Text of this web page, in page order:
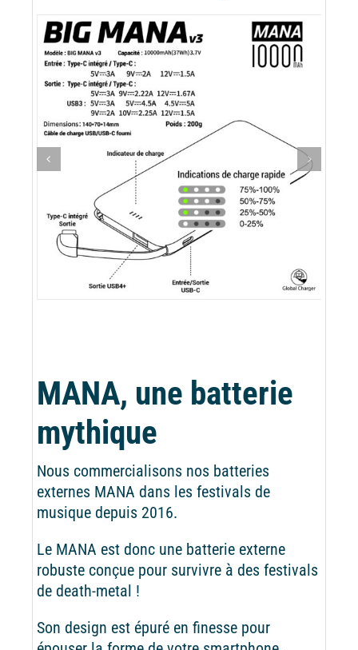
MANA, une batterie
mythique
Nous commercialisons nos batteries
externes MANA dans les festivals de
musique depuis 2016.
Le MANA est donc une batterie externe
robuste conçue pour survivre à des festivals
de death-metal !
Son design est épuré en finesse pour